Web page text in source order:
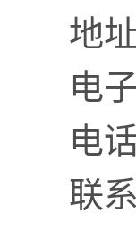
地址
电
电话
联